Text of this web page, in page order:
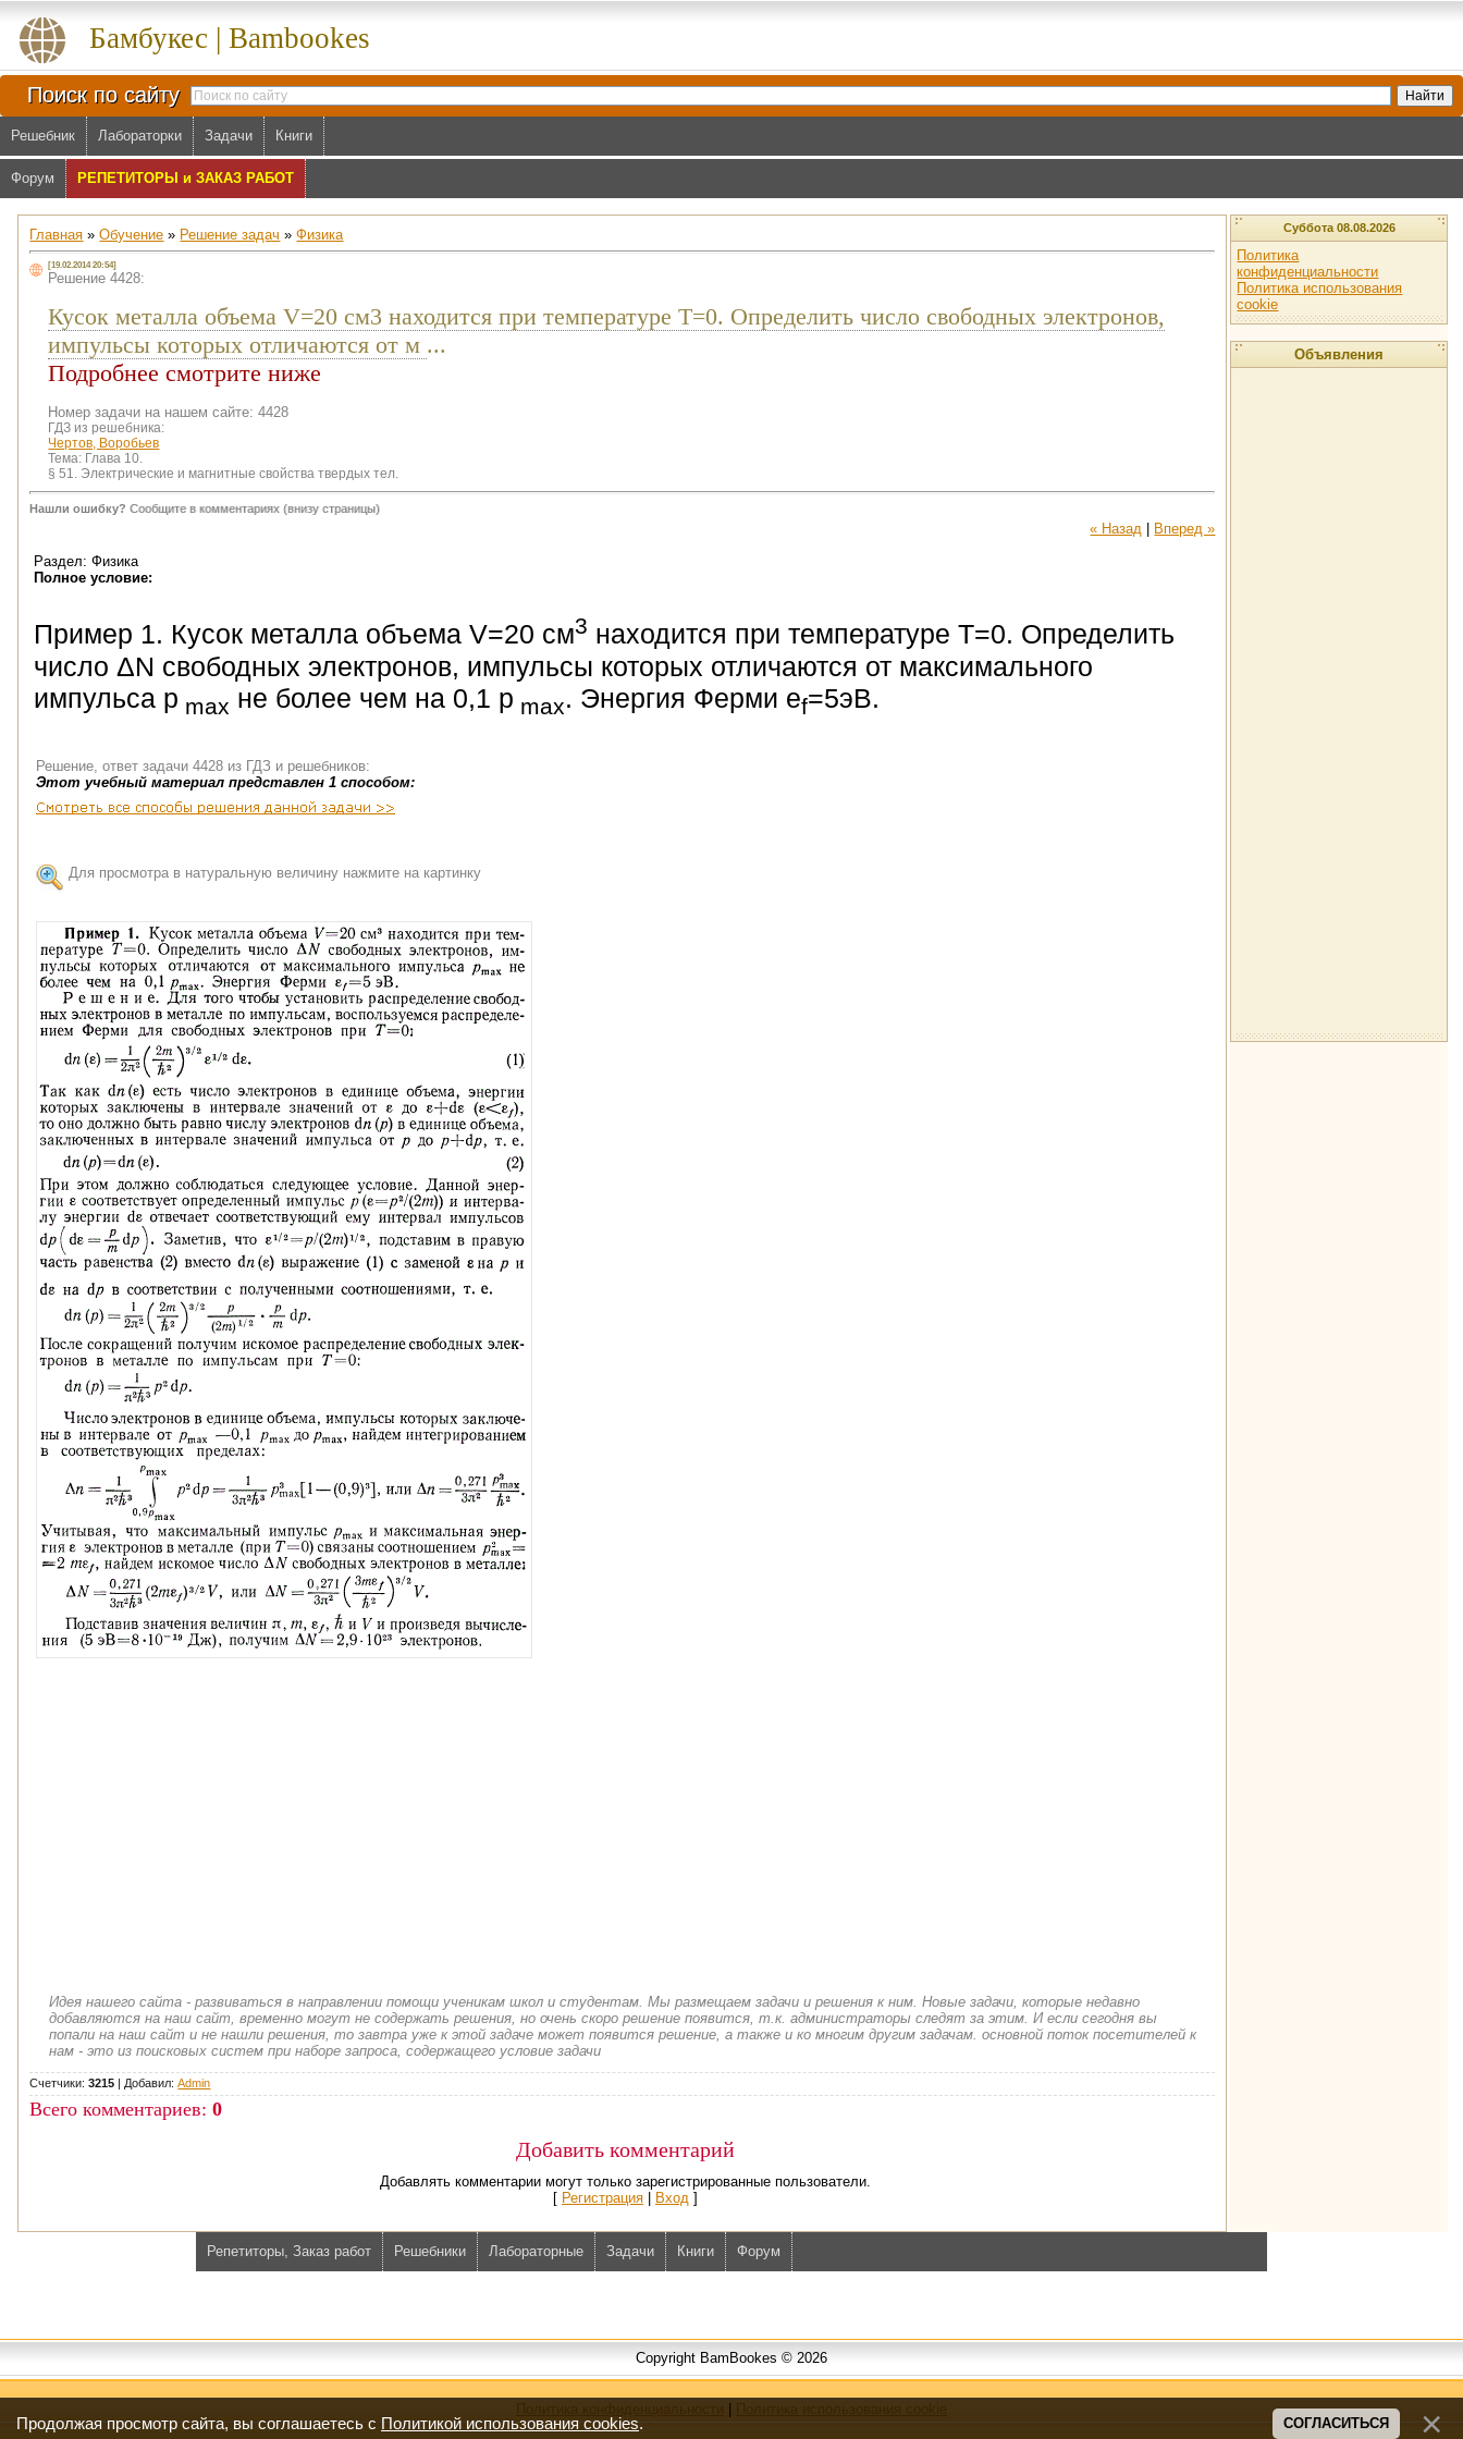
Бамбукес | Bambookes
Поиск по сайту
Решебник Лабораторки Задачи Книги
Форум РЕПЕТИТОРЫ и ЗАКАЗ РАБОТ
Главная »Обучение » Решение задач »Физика
[19.02.2014 20:54]
Решение 4428:
Кусок металла объема V=20 см3 находится при температуре T=0. Определить число свободных электронов,
импульсы которых отличаются от м ...
Подробнее смотрите ниже
Номер задачи на нашем сайте: 4428
ГДЗ из решебника:
Чертов, Воробьев
Тема: Глава 10.
§ 51. Электрические и магнитные свойства твердых тел.
Нашли ошибку? Сообщите в комментариях (внизу страницы)
« Назад
Вперед »
Раздел: Физика
Полное условие:
Пример 1. Кусок металла объема V=20 см3 находится при температуре T=0. Определить
число ΔN свободных электронов, импульсы которых отличаются от максимального
импульса p mах не более чем на 0,1 p mах. Энергия Ферми ef=5эВ.
Решение, ответ задачи 4428 из ГДЗ и решебников:
Этот учебный материал представлен 1 способом:
Для просмотра в натуральную величину нажмите на картинку
Идея нашего сайта - развиваться в направлении помощи ученикам школ и студентам. Мы размещаем задачи и решения к ним. Новые задачи, которые недавно
добавляются на наш сайт, временно могут не содержать решения, но очень скоро решение появится, т.к. администраторы следят за этим. И если сегодня вы
попали на наш сайт и не нашли решения, то завтра уже к этой задаче может появится решение, а также и ко многим другим задачам. основной поток посетителей к
нам - это из поисковых систем при наборе запроса, содержащего условие задачи
Счетчики:3215 | Добавил:Admin
Всего комментариев:0
Добавить комментарий
Добавлять комментарии могут только зарегистрированные пользователи.
[ Регистрация| Вход]
Суббота 08.08.2026
Политика
конфиденциальности
Политика использования
cookie
Объявления
Репетиторы, Заказ работ Решебники Лабораторные Задачи Книги Форум
Copyright BamBookes © 2026
Продолжая просмотр сайта, вы соглашаетесь сПолитикой использования cookies. СОГЛАСИТЬСЯ